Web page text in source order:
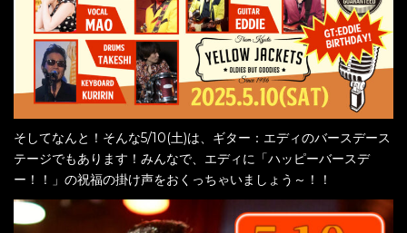
そしてなんと！そんな5/10(土)は、ギター：エディのバースデース
テージでもあります！みんなで、エディに「ハッピーバースデ
ー！！」の祝福の掛け声をおくっちゃいましょう～！！